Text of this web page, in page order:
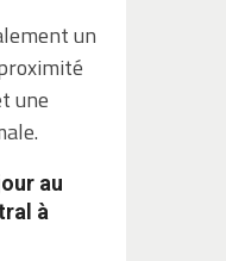
un
une
au
à